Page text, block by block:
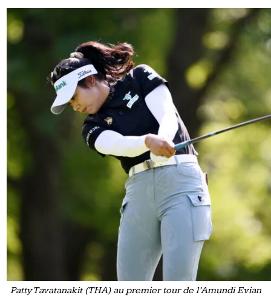
Patty Tavatanakit (THA) au premier tour de l’Amundi Evian